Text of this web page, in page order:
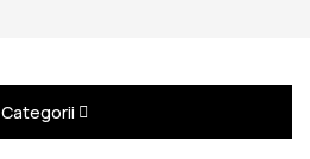
Categorii